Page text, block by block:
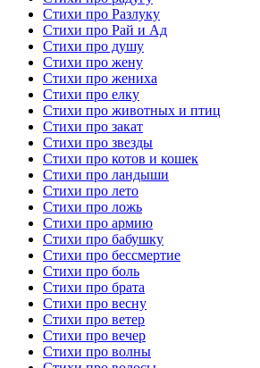
Стихи про Разлуку
Стихи про Рай и Ад
Стихи про душу
Стихи про жену
Стихи про жениха
Стихи про елку
Стихи про животных и птиц
Стихи про закат
Стихи про звезды
Стихи про котов и кошек
Стихи про ландыши
Стихи про лето
Стихи про ложь
Стихи про армию
Стихи про бабушку
Стихи про бессмертие
Стихи про боль
Стихи про брата
Стихи про весну
Стихи про ветер
Стихи про вечер
Стихи про волны